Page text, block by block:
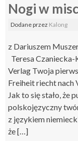
Nogi w
Dodaneprzez Kalong
z Dariuszem
Teresa Czaniecka-
Verlag Twoja
Freiheit riecht nach
Jak to się stało, że
polskojęzyczny
z językiem
że […]